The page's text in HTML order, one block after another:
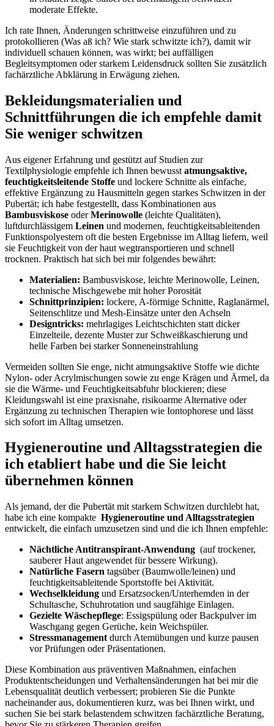
moderate Effekte.
Ich rate Ihnen,⁣ Änderungen schrittweise einzuführen und zu
protokollieren⁢ (Was aß ⁤ich? Wie stark schwitzte ich?), damit wir
individuell schauen können, was‌ wirkt; bei auffälligen‌
Begleitsymptomen oder starkem Leidensdruck ⁢sollten⁣ Sie ⁢zusätzlich
fachärztliche Abklärung in Erwägung ziehen.
Bekleidungsmaterialien und
Schnittführungen ⁢die ⁣ich ‍empfehle ⁢damit
Sie weniger schwitzen
Aus ⁣eigener ⁢Erfahrung und gestützt auf Studien zur
Textilphysiologie​ empfehle ⁣ich​ Ihnen bewusst atmungsaktive,
feuchtigkeitsleitende Stoffe ⁢und lockere Schnitte als einfache,⁢
effektive Ergänzung zu Hausmitteln‌ gegen starkes​ Schwitzen in ⁤der
Pubertät; ‌ich habe festgestellt, ‌dass Kombinationen aus
Bambusviskose ‍oderMerinowolle (leichte Qualitäten),
luftdurchlässigem Leinen ‌und modernen, feuchtigkeitsableitenden
Funktionspolyestern oft⁢ die besten⁣ Ergebnisse im ‌Alltag liefern, ​weil
sie‍ Feuchtigkeit von der haut wegtransportieren⁢ und schnell
trocknen. Praktisch hat⁤ sich​ bei mir ⁣folgendes bewährt:
Materialien: Bambusviskose, leichte ⁢Merinowolle, Leinen,
technische Mischgewebe mit hoher Porosität
Schnittprinzipien: lockere, A-förmige Schnitte, Raglanärmel,
Seitenschlitze und Mesh-Einsätze unter den Achseln
Designtricks: mehrlagiges Leichtschichten ​statt dicker
‍Einzelteile, dezente Muster zur ⁣Schweißkaschierung und
helle⁤ Farben bei​ starker Sonneneinstrahlung
Vermeiden sollten ​Sie enge, nicht atmungsaktive⁢ Stoffe wie dichte
Nylon-‍ oder ​Acrylmischungen sowie zu ​enge Krägen‌ und Ärmel, da
sie die Wärme- und Feuchtigkeitsabfuhr ⁢blockieren; diese
⁢Kleidungswahl⁣ ist​ eine praxisnahe, risikoarme Alternative oder
Ergänzung zu technischen ⁣Therapien wie Iontophorese ⁢und lässt
sich sofort im Alltag umsetzen.
Hygieneroutine und ‌Alltagsstrategien ⁤die
⁤ich etabliert habe‍ und die Sie leicht
übernehmen können
Als jemand, der die‍ Pubertät mit starkem Schwitzen ⁣durchlebt hat,
habe ich‍ eine kompakte ‍ Hygieneroutine und Alltagsstrategien
entwickelt,⁤ die einfach umzusetzen sind und die ich Ihnen empfehle:⁤
Nächtliche Antitranspirant-Anwendung ‌ (auf trockener,
‌sauberer Haut angewendet für bessere Wirkung).
Natürliche Fasern ‍tagsüber (Baumwolle/leinen) und
feuchtigkeitsableitende Sportstoffe⁤ bei Aktivität.
Wechselkleidung und Ersatzsocken/Unterhemden ⁢in der
Schultasche,‌ Schuhrotation und saugfähige Einlagen.
Gezielte Wäschepflege:⁤ Essigspülung oder⁢ Backpulver im
Waschgang‍ gegen Gerüche, kein⁤ Weichspüler.
Stressmanagement durch ⁤Atemübungen ⁤und kurze⁢ pausen
vor Prüfungen ⁢oder Präsentationen.
Diese Kombination aus präventiven Maßnahmen, ‍einfachen‍
Produktentscheidungen und Verhaltensänderungen hat‌ bei mir die​
Lebensqualität deutlich verbessert; probieren Sie ‌die Punkte
⁣nacheinander aus, dokumentieren kurz, was⁣ bei Ihnen wirkt, und
suchen Sie⁢ bei⁢ stark belastendem schwitzen fachärztliche ⁤Beratung,